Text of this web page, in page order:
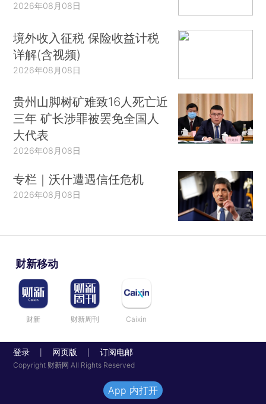
2026年08月08日
境外收入征税 保险收益计税
详解(含视频)
2026年08月08日
贵州山脚树矿难致16人死亡近
三年 矿长涉罪被罢免全国人
大代表
2026年08月08日
专栏｜沃什遭遇信任危机
2026年08月08日
财新移动
财新 财新周刊 Caixin
登录 网页版 订阅电邮
Copyright 财新网 All Rights Reserved
App 内打开